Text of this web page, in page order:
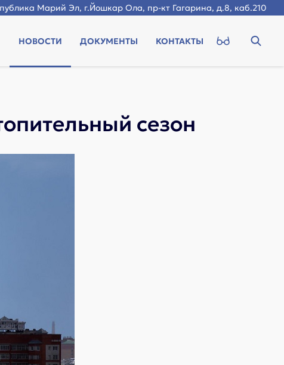
Марий Эл, г.Йошкар Ола, пр-кт Гагарина, д.8, каб.210
НОВОСТИ ДОКУМЕНТЫ КОНТАКТЫ
сезон